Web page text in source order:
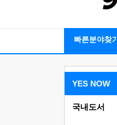
빠른분야찾기
YES NOW
국내도서